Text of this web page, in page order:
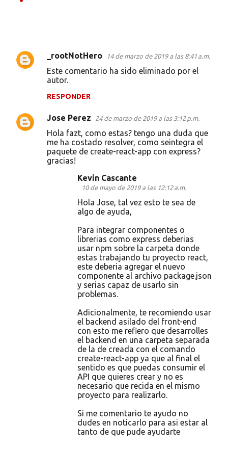
C
n
_rootNotHero 14 de marzo de 2019 a las 8:41 a.m.
Este comentario ha sido eliminado por el
autor.
RESPONDER
Jose Perez 24 de marzo de 2019 a las 3:12 p.m.
Hola fazt, como estas? tengo una duda que
me ha costado resolver, como seintegra el
paquete de create-react-app con express?
gracias!
Kevin Cascante
10 de mayo de 2019 a las 12:12 a.m.
Hola Jose, tal vez esto te sea de
algo de ayuda,
Para integrar componentes o
librerias como express deberias
usar npm sobre la carpeta donde
estas trabajando tu proyecto react,
este deberia agregar el nuevo
componente al archivo package.json
y serias capaz de usarlo sin
problemas.
Adicionalmente, te recomiendo usar
el backend asilado del front-end
con esto me refiero que desarrolles
el backend en una carpeta separada
de la de creada con el comando
create-react-app ya que al final el
sentido es que puedas consumir el
API que quieres crear y no es
necesario que recida en el mismo
proyecto para realizarlo.
Si me comentario te ayudo no
dudes en noticarlo para asi estar al
tanto de que pude ayudarte